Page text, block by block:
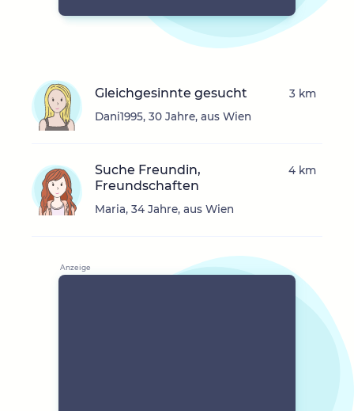
Gleichgesinnte gesucht
Dani1995, 30 Jahre, aus Wien
3 km
Suche Freundin,
Freundschaften
Maria, 34 Jahre, aus Wien
4 km